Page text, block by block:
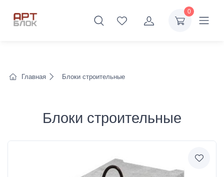
0
Главная Блоки строительные
Блоки строительные